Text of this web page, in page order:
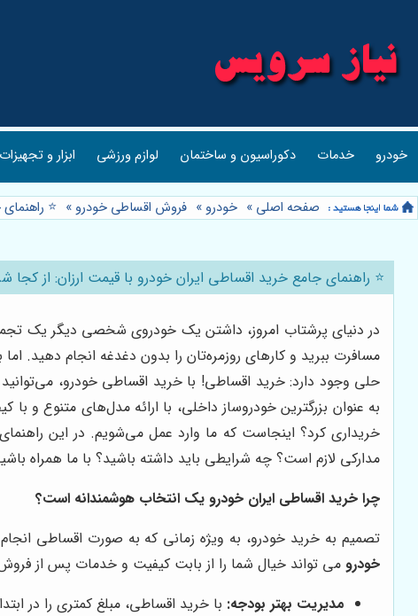
خودرو خدمات دکوراسیون و ساختمان لوازم ورزشی ابزار و تجهیزات
صفحه اصلی » خودرو » فروش اقساطی خودرو »
⭐️
⭐️ راهنمای جامع خرید اقساطی ایران خودرو با قیمت ارزان: از کجا
در دنیای پرشتاب امروز، داشتن یک خودروی شخصی دیگر یک
مسافرت ببرید و کارهای روزمره‌تان را بدون دغدغه انجام دهید.
حلی وجود دارد: خرید اقساطی! با خرید اقساطی خودرو،
به عنوان بزرگترین خودروساز داخلی، با ارائه مدل‌های متنوع و
خریداری کرد؟ اینجاست که ما وارد عمل می‌شویم. در این
مدارکی لازم است؟ چه شرایطی باید داشته باشید؟ با ما همراه
چرا خرید اقساطی ایران خودرو یک انتخاب هوشمندانه است؟
تصمیم به خرید خودرو، به ویژه زمانی که به صورت اقساطی
خودرومی تواند خیال شما را از بابت کیفیت و خدمات پس از
مدیریت بهتر بودجه: با خرید اقساطی، مبلغ کمتری را در